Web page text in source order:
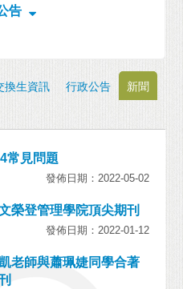
告
換生資訊 行政公告
新聞
常見問題
發佈日期：2022-05-02
榮登管理學院頂尖期刊
發佈日期：2022-01-12
老師與蕭珮婕同學合著